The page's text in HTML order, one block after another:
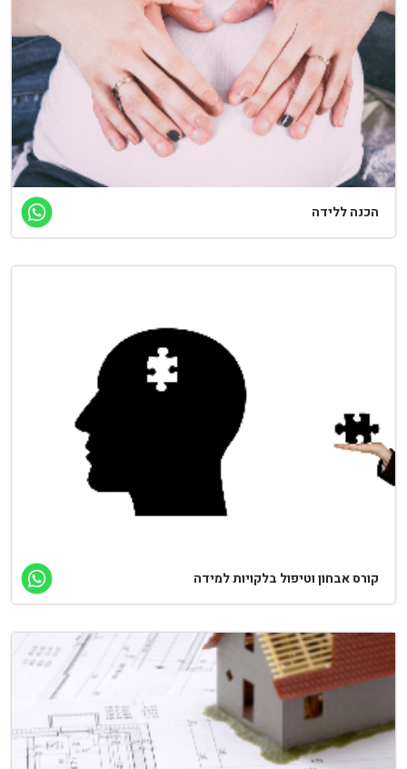
ללידה
אבחון וטיפול בלקויות למידה